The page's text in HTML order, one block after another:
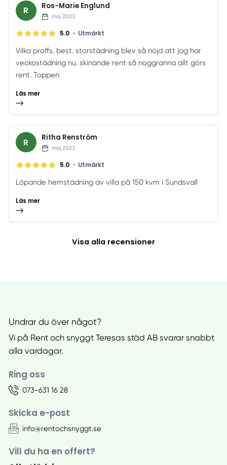
R Ros-Marie Englund
maj 2023
5.0 • Utmärkt
Vilka proffs. best. storstädning blev så nöjd att jag har
veckostädning nu. skinande rent så noggranna allt görs
rent. Toppen
Läs mer
R Ritha Renström
maj 2023
5.0 • Utmärkt
Löpande hemstädning av villa på 150 kvm i Sundsvall
Läs mer
Visa alla recensioner
Undrar du över något?
Vi på Rent och snyggt Teresas städ AB svarar snabbt
alla vardagar.
Ring oss
073-631 16 28
Skicka e-post
info@rentochsnyggt.se
Vill du ha en offert?